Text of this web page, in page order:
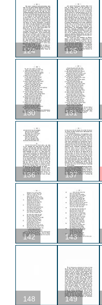
124 125
130 131
136 137
142 143
148 149